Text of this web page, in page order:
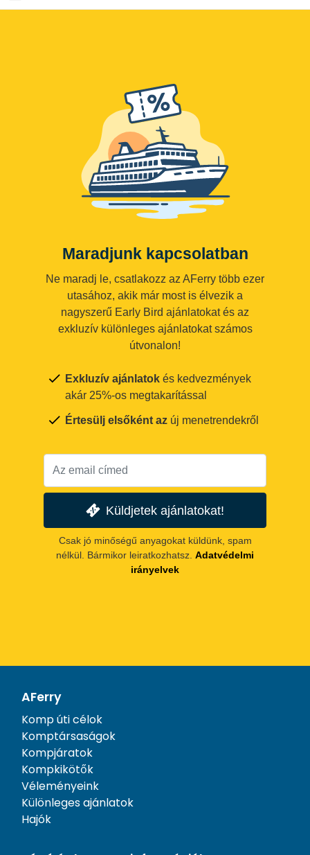
Maradjunk kapcsolatban
Ne maradj le, csatlakozz az AFerry több ezer
utasához, akik már most is élvezik a
nagyszerű Early Bird ajánlatokat és az
exkluzív különleges ajánlatokat számos
útvonalon!
Exkluzív ajánlatok és kedvezmények
akár 25%-os megtakarítással
Értesülj elsőként az új menetrendekről
Küldjetek ajánlatokat!
Csak jó minőségű anyagokat küldünk, spam
nélkül. Bármikor leiratkozhatsz. Adatvédelmi
irányelvek
AFerry
Komp úti célok
Komptársaságok
Kompjáratok
Kompkikötők
Véleményeink
Különleges ajánlatok
Hajók